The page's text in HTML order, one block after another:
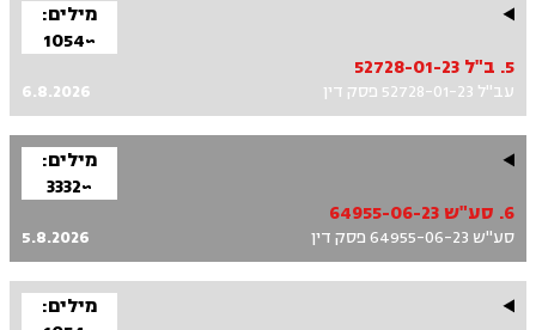
מילים:
~1054
5. ב"ל 52728-01-23
עב"ל 52728-01-23 פסק דין 6.8.2026
מילים:
~3332
6. סע"ש 64955-06-23
סע"ש 64955-06-23 פסק דין 5.8.2026
מילים: